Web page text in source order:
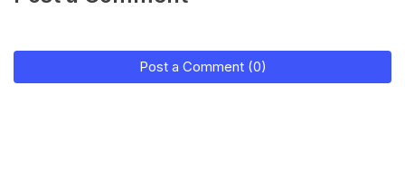
Post a Comment (0)